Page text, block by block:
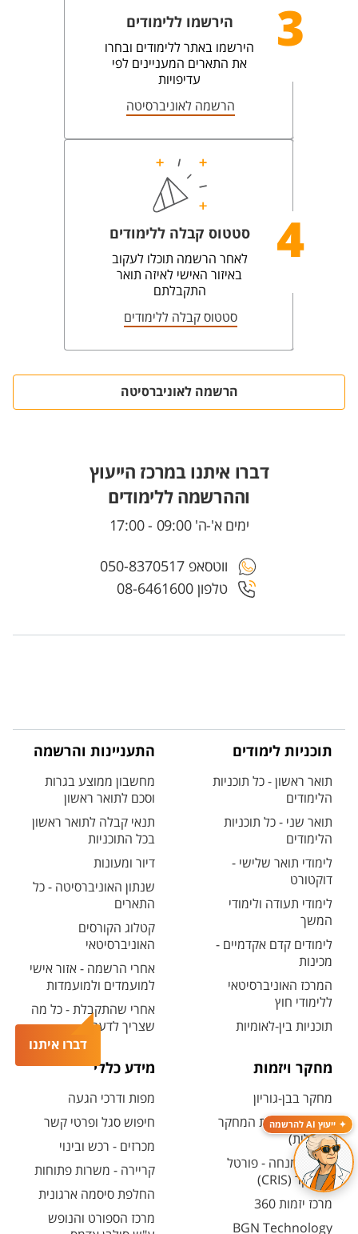
דברו איתנו
ייעוץ AI להרשמה
3 הירשמו ללימודים
הירשמו באתר ללימודים ובחרו
את התארים המעניינים לפי
עדיפויות
הרשמה לאוניברסיטה
4 סטטוס קבלה ללימודים
לאחר הרשמה תוכלו לעקוב
באיזור האישי לאיזה תואר
התקבלתם
סטטוס קבלה ללימודים
הרשמה לאוניברסיטה
דברו איתנו במרכז הייעוץ
וההרשמה ללימודים
ימים א'-ה' 09:00 - 17:00
טלפון 08-6461600
ווטסאפ 050-8370517
תוכניות לימודים
תואר ראשון - כל תוכניות
הלימודים
תואר שני - כל תוכניות
הלימודים
לימודי תואר שלישי -
דוקטורט
לימודי תעודה ולימודי
המשך
לימודים קדם אקדמיים -
מכינות
המרכז האוניברסיטאי
ללימודי חוץ
תוכניות בין-לאומיות
התעניינות והרשמה
מחשבון ממוצע בגרות
וסכם לתואר ראשון
תנאי קבלה לתואר ראשון
בכל התוכניות
דיור ומעונות
שנתון האוניברסיטה - כל
התארים
קטלוג הקורסים
האוניברסיטאי
אחרי הרשמה - אזור אישי
למועמדים ולמועמדות
אחרי שהתקבלת - כל מה
שצריך לדעת
מחקר ויזמות
מחקר בבן-גוריון
קטלוג תשתיות המחקר
(אנגלית)
חיפוש מנחה - פורטל
המחקר (CRIS)
מרכז יזמות 360
BGN Technology
מידע כללי
מפות ודרכי הגעה
חיפוש סגל ופרטי קשר
מכרזים - רכש ובינוי
קריירה - משרות פתוחות
החלפת סיסמה ארגונית
מרכז הספורט והנופש